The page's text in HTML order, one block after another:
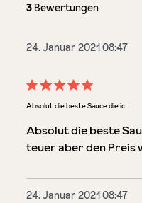
3Bewertungen
24. Januar 2021 08:47
Bewertung mit 5 von
Absolut die beste Sauce die ic...
Absolut die beste
teuer aber den Preis
24. Januar 2021 08:47